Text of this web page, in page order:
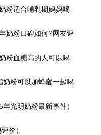
粉适合哺乳期妈妈喝
奶粉口碑如何?网友评
粉血糖高的人可以喝
奶粉可以加蜂蜜一起喝
光明奶粉最新事件）
价）